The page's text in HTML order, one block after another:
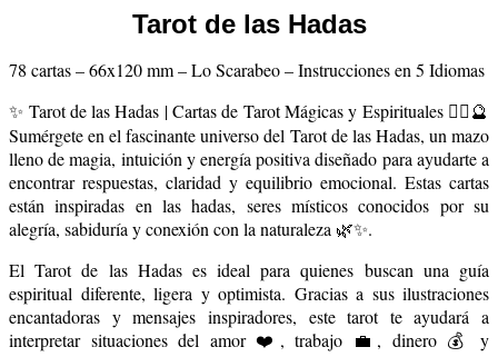
Tarot de las Hadas
78 cartas – 66x120 mm – Lo Scarabeo – Instrucciones en 5 Idiomas
✨ Tarot de las Hadas | Cartas de Tarot Mágicas y Espirituales 🧚‍♀️🔮
Sumérgete en el fascinante universo del Tarot de las Hadas, un mazo
lleno de magia, intuición y energía positiva diseñado para ayudarte a
encontrar respuestas, claridad y equilibrio emocional. Estas cartas
están inspiradas en las hadas, seres místicos conocidos por su
alegría, sabiduría y conexión con la naturaleza 🌿✨.
El Tarot de las Hadas es ideal para quienes buscan una guía
espiritual diferente, ligera y optimista. Gracias a sus ilustraciones
encantadoras y mensajes inspiradores, este tarot te ayudará a
interpretar situaciones del amor ❤️, trabajo 💼, dinero 💰 y